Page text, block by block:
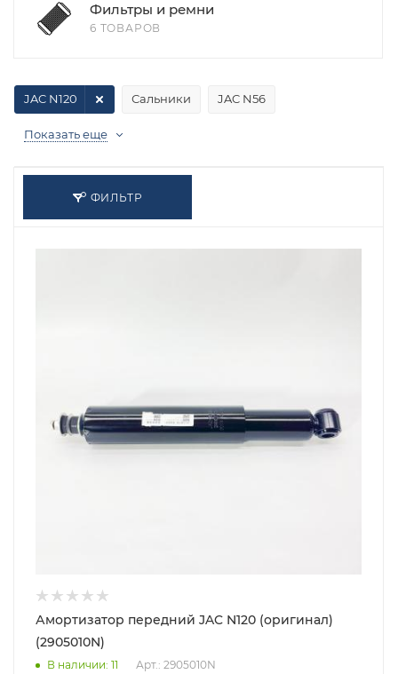
Фильтры и ремни
6 ТОВАРОВ
Сальники
JAC N120 JAC N56
Показать еще
ФИЛЬТР
Амортизатор передний JAC N120 (оригинал)
(2905010N)
В наличии: 11 Арт.: 2905010N